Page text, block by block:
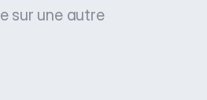
sur une autre